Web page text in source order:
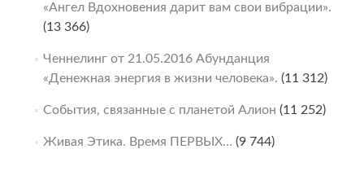
«Ангел Вдохновения дарит вам свои вибрации».
(13 366)
Ченнелинг от 21.05.2016 Абунданция
«Денежная энергия в жизни человека». (11 312)
События, связанные с планетой Алион (11 252)
Живая Этика. Время ПЕРВЫХ… (9 744)